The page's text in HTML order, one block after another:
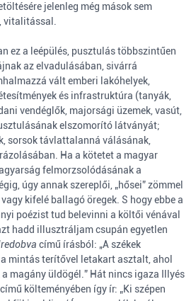
jelenleg még mások sem
vitalitással.
ez a leépülés, pusztulás többszintűen
az elvadulásában, sivárrá
vált emberi lakóhelyek,
és infrastruktúra (tanyák,
vendéglők, majorsági üzemek, vasút,
elszomorító látványát;
sorsok távlattalanná válásának,
Ha a kötetet a magyar
felmorzsolódásának a
úgy annak szereplői, „hősei” zömmel
kifelé ballagó öregek. S hogy ebbe a
poézist tud belevinni a költői vénával
hadd illusztráljam csupán egyetlen
című írásból: „A székek
mintás terítővel letakart asztalt, ahol
magány üldögél.” Hát nincs igaza Illyés
című költeményében így ír: „Ki szépen